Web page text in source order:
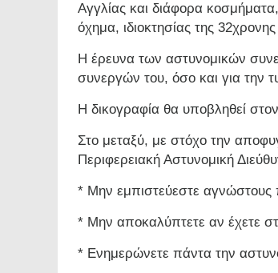
Αγγλίας και διάφορα
όχημα, ιδιοκτησίας της
Η έρευνα των αστυνομικών
συνεργών του, όσο και για την
Η δικογραφία θα υποβληθεί
Στο μεταξύ, με στόχο την
Περιφερειακή Αστυνομική
* Μην εμπιστεύεστε αγνώστους
* Μην αποκαλύπτετε αν έχετε
* Ενημερώνετε πάντα την